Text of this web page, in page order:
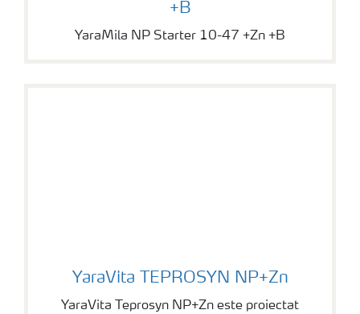
+B
YaraMila NP Starter 10-47 +Zn +B
YaraVita TEPROSYN NP+Zn
YaraVita TEPROSYN NP+Zn
YaraVita Teprosyn NP+Zn este proiectat